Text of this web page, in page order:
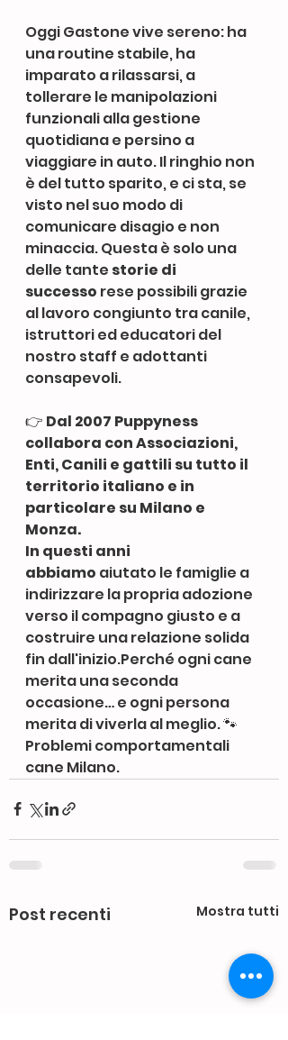
Oggi Gastone vive sereno: ha
una routine stabile, ha
imparato a rilassarsi, a
tollerare le manipolazioni
funzionali alla gestione
quotidiana e persino a
viaggiare in auto. Il ringhio non
è del tutto sparito, e ci sta, se
visto nel suo modo di
comunicare disagio e non
minaccia. Questa è solo una
delle tante storie di
successo rese possibili grazie
al lavoro congiunto tra canile,
istruttori ed educatori del
nostro staff e adottanti
consapevoli.
👉 Dal 2007 Puppyness
collabora con Associazioni,
Enti, Canili e gattili su tutto il
territorio italiano e in
particolare su Milano e
Monza.
In questi anni
abbiamo aiutato le famiglie a
indirizzare la propria adozione
verso il compagno giusto e a
costruire una relazione solida
fin dall'inizio.Perché ogni cane
merita una seconda
occasione… e ogni persona
merita di viverla al meglio. 🐾
Problemi comportamentali
cane Milano.
Post recenti Mostra tutti